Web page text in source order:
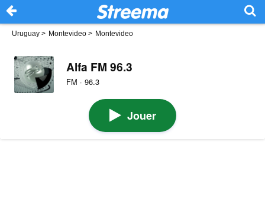
Uruguay > Montevideo > Montevideo
Alfa FM 96.3
FM · 96.3
Jouer